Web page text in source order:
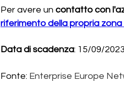
Per avere un contatto con
riferimento della propria
Data di scadenza: 15/09/2023
Fonte: Enterprise Europe